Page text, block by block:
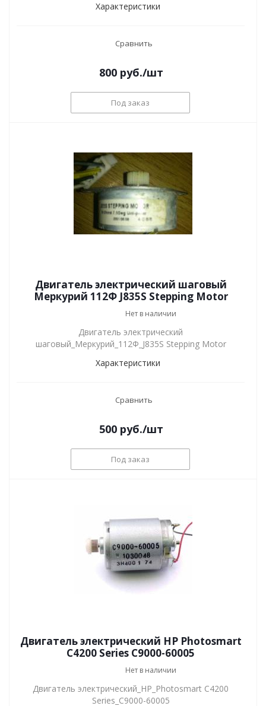
Характеристики
Сравнить
800руб./шт
Под заказ
Двигатель электрический шаговый
Меркурий 112Ф J835S Stepping Motor
Нет в наличии
Двигатель электрический
шаговый_Меркурий_112Ф_J835S Stepping Motor
Характеристики
Сравнить
500руб./шт
Под заказ
Двигатель электрический HP Photosmart
C4200 Series C9000-60005
Нет в наличии
Двигатель электрический_HP_Photosmart C4200
Series_C9000-60005